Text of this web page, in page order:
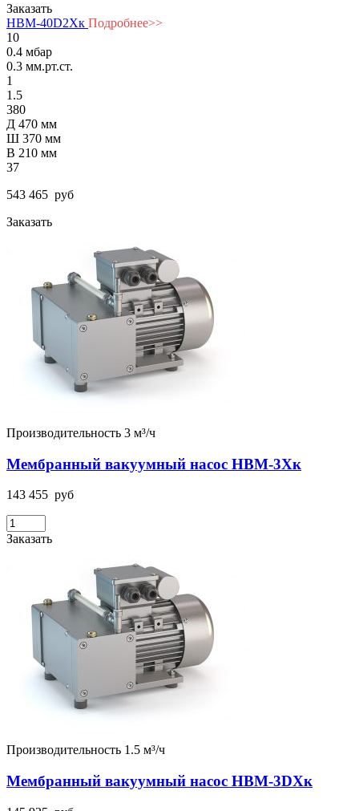
Заказать
НВМ-40D2Хк Подробнее>>
10
0.4 мбар
0.3 мм.рт.ст.
1
1.5
380
Д 470 мм
Ш 370 мм
В 210 мм
37
543 465 руб
Заказать
Производительность 3 м³/ч
Мембранный вакуумный насос НВМ-3Хк
143 455 руб
Заказать
Производительность 1.5 м³/ч
Мембранный вакуумный насос НВМ-3DХк